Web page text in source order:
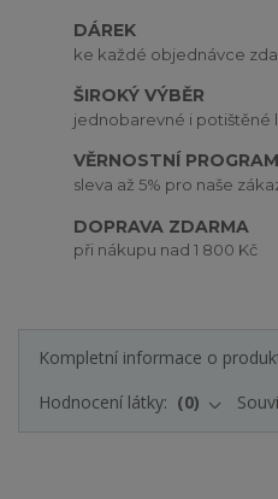
DÁREK
ke každé objednávce
ŠIROKÝ VÝBĚR
jednobarevné i potištěné
VĚRNOSTNÍ PROGRAM
sleva až 5% pro naše
DOPRAVA ZDARMA
při nákupu nad 1 800 Kč
Kompletní informace o
Hodnocení látky:
0